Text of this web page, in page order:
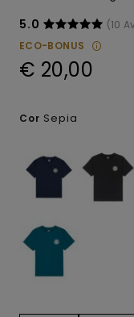
5.0
(10
ECO-BONUS
€ 20,00
Cor Sepia